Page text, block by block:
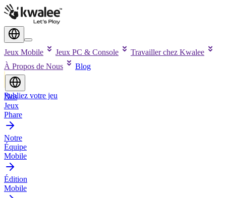
Jeux Mobile Jeux PC & Console
Travailler chez Kwalee
À Propos de Nous
Blog
Publiez votre jeu
Nos
Jeux
Phare
Notre
Équipe
Mobile
Édition
Mobile